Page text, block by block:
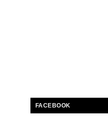
FACEBOOK